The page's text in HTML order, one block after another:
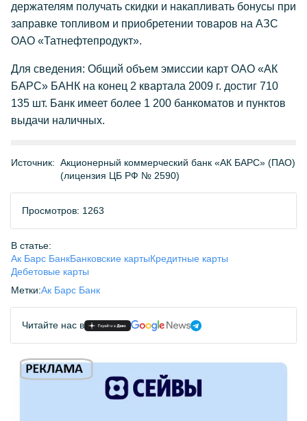
держателям получать скидки и накапливать бонусы при
заправке топливом и приобретении товаров на АЗС
ОАО «Татнефтепродукт».
Для сведения: Общий объем эмиссии карт ОАО «АК
БАРС» БАНК на конец 2 квартала 2009 г. достиг 710
135 шт. Банк имеет более 1 200 банкоматов и пунктов
выдачи наличных.
Источник: Акционерный коммерческий банк «АК БАРС» (ПАО)
(лицензия ЦБ РФ № 2590)
Просмотров: 1263
В статье:
Ак Барс БанкБанковские картыКредитные карты
Дебетовые карты
Метки:Ак Барс Банк
Читайте нас в